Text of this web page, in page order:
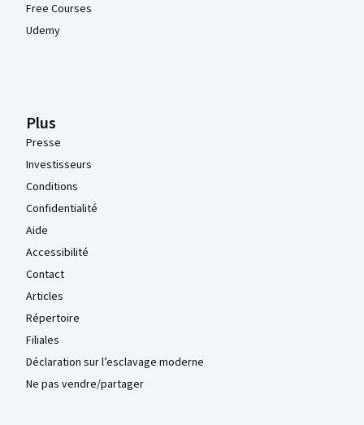
Free Courses
Udemy
Plus
Presse
Investisseurs
Conditions
Confidentialité
Aide
Accessibilité
Contact
Articles
Répertoire
Filiales
Déclaration sur l’esclavage moderne
Ne pas vendre/partager